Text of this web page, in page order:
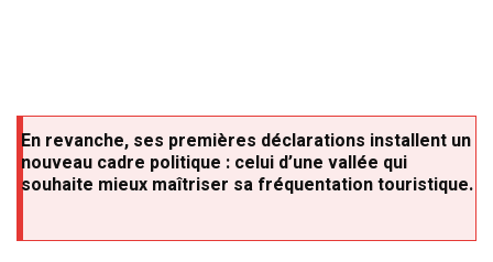
En revanche, ses premières déclarations installent un
nouveau cadre politique : celui d’une vallée qui
souhaite mieux maîtriser sa fréquentation touristique.